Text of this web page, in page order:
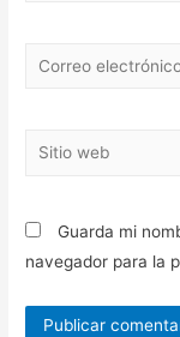
Correo
Sitio
Guarda mi
navegador para la